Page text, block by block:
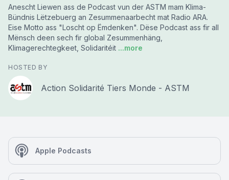
Anescht Liewen ass de Podcast vun der ASTM mam Klima-
Bündnis Lëtzebuerg an Zesummenaarbecht mat Radio ARA.
Eise Motto ass "Loscht op Ëmdenken". Dëse Podcast ass fir all
Mënsch deen sech fir global Zesummenhäng,
Klimagerechtegkeet, Solidaritéit ...more
HOSTED BY
Action Solidarité Tiers Monde - ASTM
Apple Podcasts